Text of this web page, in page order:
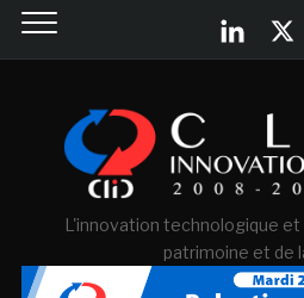
L'innovation technologique
patrimoine et de